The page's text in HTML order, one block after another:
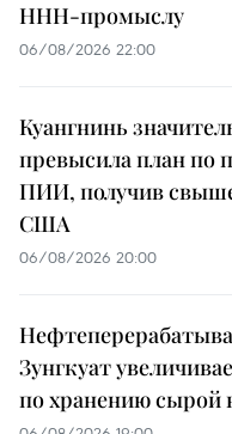
ННН-промыслу
06/08/2026 22:00
Куангнинь
превысила план по
ПИИ, получив
США
06/08/2026 20:00
Зунгкуат
по хранению сырой